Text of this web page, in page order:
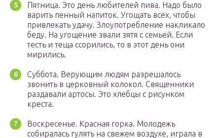
Пятница. Это день любителей пива. Надо было
варить пенный напиток. Угощать всех, чтобы
привлекать удачу. Злоупотребление накликало
беду. На угощение звали зятя с семьей. Если
тесть и теща ссорились, то в этот день они
мирились.
Суббота. Верующим людям разрешалось
звонить в церковный колокол. Священники
раздавали артосы. Это хлебцы с рисунком
креста.
Воскресенье. Красная горка. Молодежь
собиралась гулять на свежем воздухе, играла в